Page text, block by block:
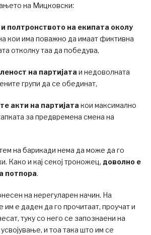
на Мицковски:
полтронството на екипата околу
кои има поважно да имаат фиктивна
отколку таа да победува,
на партијата и недоволната
групи да се обединат,
акти на партијата кои максимално
за предвремена смена на
на барикади нема да може да го
Како и кај секој троножец, доволно е
потпора.
на нерегуларен начин. На
е даден да го прочитаат, проучат и
туку со него се запознаени на
и тоа така што им се